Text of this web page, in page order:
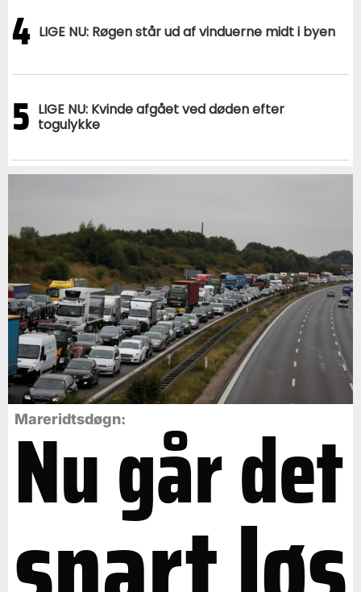
4 LIGE NU: Røgen står ud af vinduerne midt i byen
5 LIGE NU: Kvinde afgået ved døden efter
togulykke
Mareridtsdøgn:
Nu går det